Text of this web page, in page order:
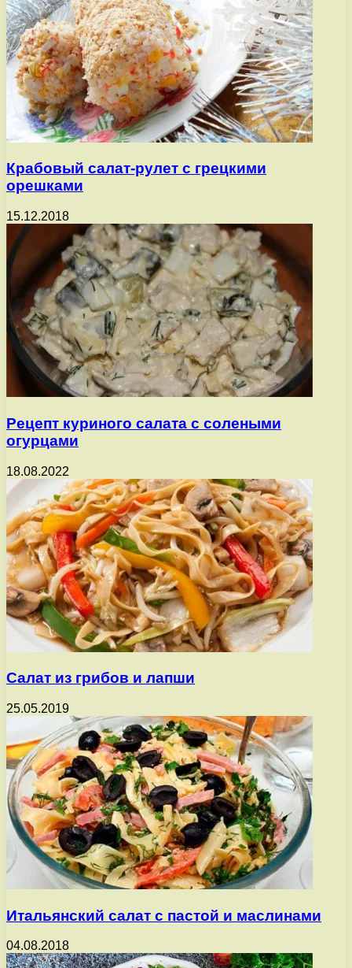
Крабовый салат-рулет с грецкими
орешками
15.12.2018
Рецепт куриного салата с солеными
огурцами
18.08.2022
Салат из грибов и лапши
25.05.2019
Итальянский салат с пастой и маслинами
04.08.2018